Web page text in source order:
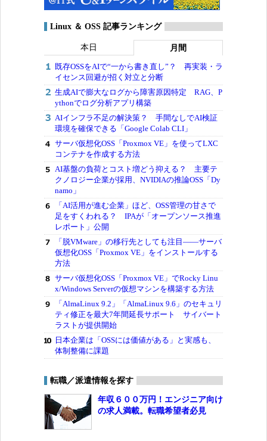
Linux ＆ OSS 記事ランキング
本日 月間
既存OSSをAIで“一から書き直し”？ 再実装・ラ
イセンス回避が招く対立と分断
生成AIで膨大なログから障害原因特定 RAG、P
ythonでログ分析アプリ構築
AIインフラ不足の解決策？ 手間なしでAI検証
環境を確保できる「Google Colab CLI」
サーバ仮想化OSS「Proxmox VE」を使ってLXC
コンテナを作成する方法
AI基盤の負荷とコスト増どう抑える？ 主要テ
クノロジー企業が採用、NVIDIAの推論OSS「Dy
namo」
「AI活用が進む企業」ほど、OSS管理の甘さで
足をすくわれる？ IPAが「オープンソース推進
レポート」公開
「脱VMware」の移行先としても注目――サーバ
仮想化OSS「Proxmox VE」をインストールする
方法
サーバ仮想化OSS「Proxmox VE」でRocky Linu
x/Windows Serverの仮想マシンを構築する方法
「AlmaLinux 9.2」「AlmaLinux 9.6」のセキュリ
ティ修正を最大7年間延長サポート サイバート
ラストが提供開始
日本企業は「OSSには価値がある」と実感も、
体制整備に課題
転職／派遣情報を探す
年収６００万円！エンジニア向け
の求人満載。転職希望者必見